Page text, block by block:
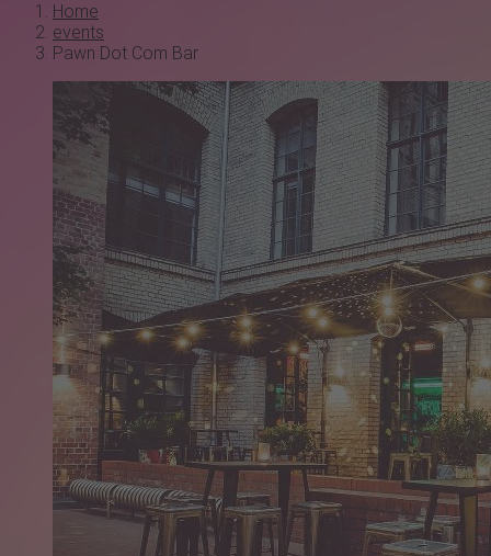
Home
events
Pawn Dot Com Bar